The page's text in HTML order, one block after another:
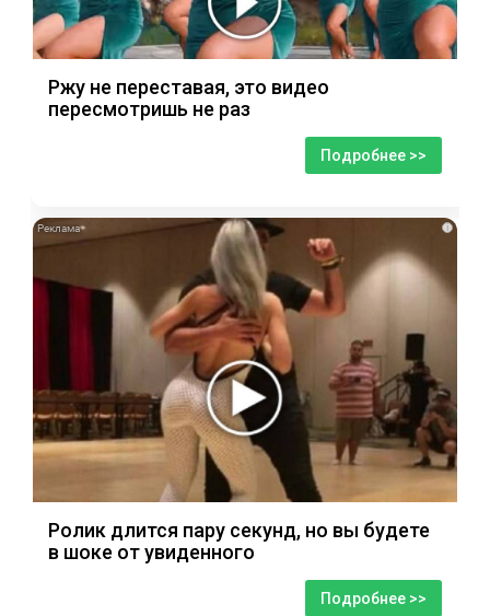
Ржу не переставая, это видео
пересмотришь не раз
Подробнее >>
i
Ролик длится пару секунд, но вы будете
в шоке от увиденного
Подробнее >>